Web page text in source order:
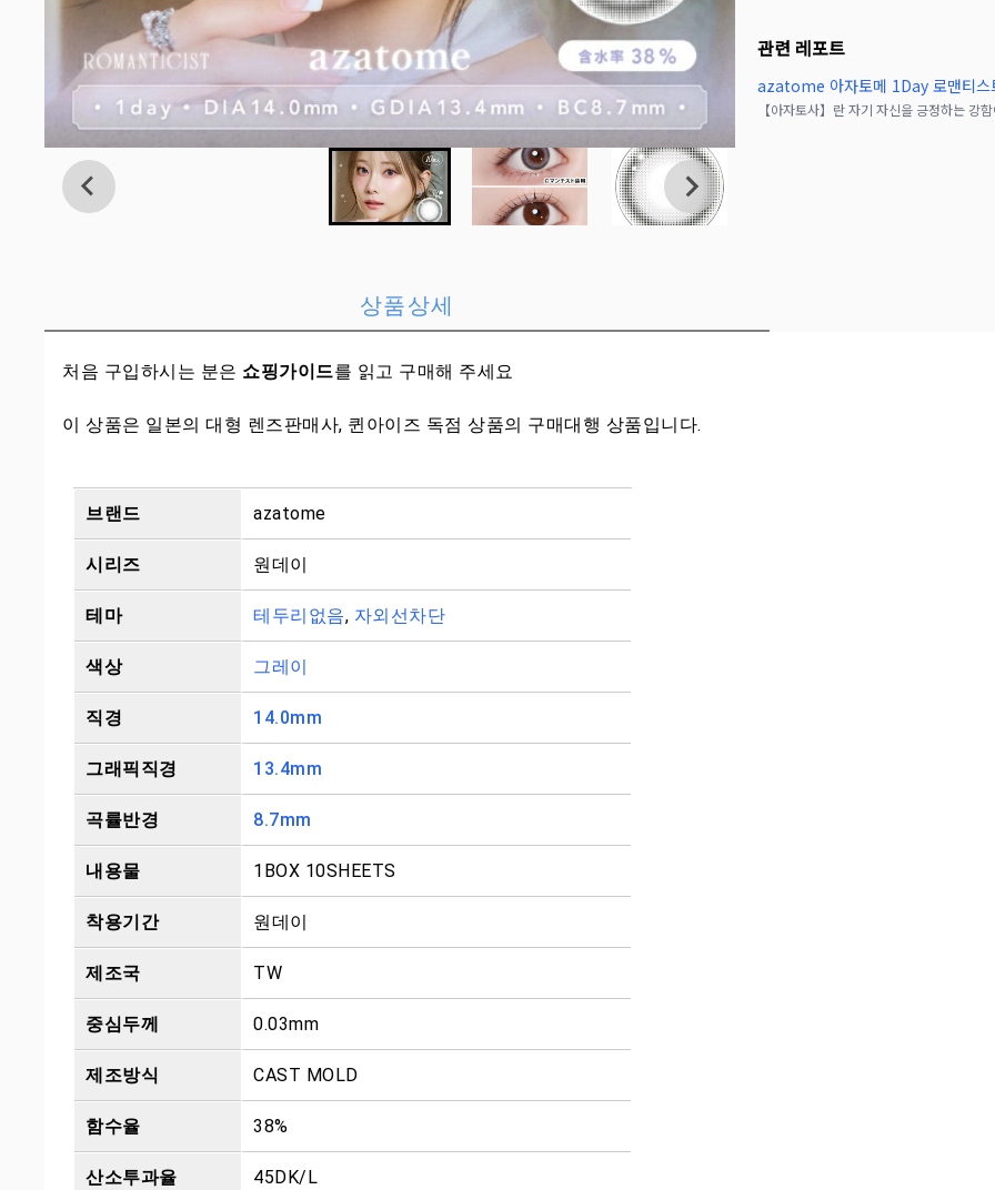
관련 레포트
azatome 아자토메 1Day 로맨티스
상품상세
처음 구입하시는 분은 쇼핑가이드를 읽고 구매해 주세요
이 상품은 일본의 대형 렌즈판매사, 퀸아이즈 독점 상품의 구매대행 상품입니다.
브랜드 azatome
시리즈 원데이
테마 테두리없음, 자외선차단
색상 그레이
직경 14.0mm
그래픽직경 13.4mm
곡률반경 8.7mm
내용물 1BOX 10SHEETS
착용기간 원데이
제조국 TW
중심두께 0.03mm
제조방식 CAST MOLD
함수율 38%
산소투과율 45DK/L